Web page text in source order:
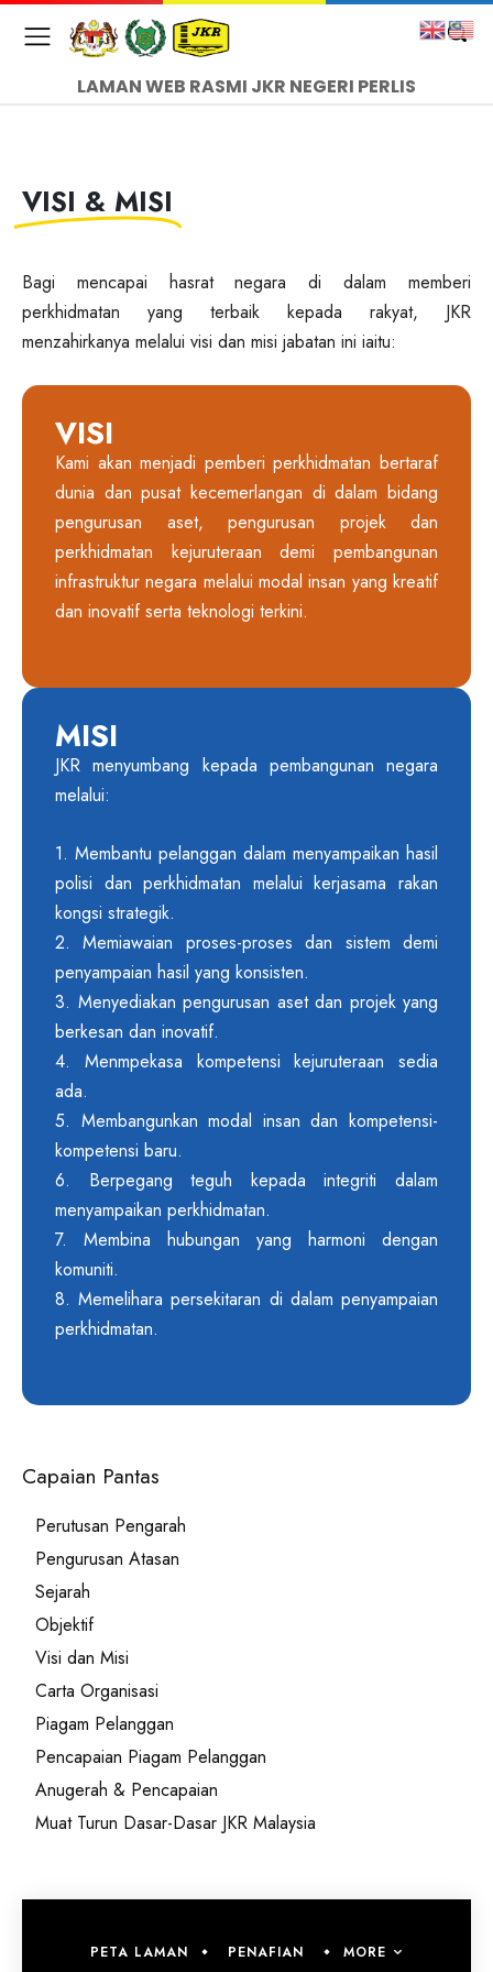
LAMAN WEB RASMI JKR NEGERI PERLIS
VISI & MISI
Bagi mencapai hasrat negara di dalam memberi
perkhidmatan yang terbaik kepada rakyat, JKR
menzahirkanya melalui visi dan misi jabatan ini iaitu:
VISI
Kami akan menjadi pemberi perkhidmatan bertaraf
dunia dan pusat kecemerlangan di dalam bidang
pengurusan aset, pengurusan projek dan
perkhidmatan kejuruteraan demi pembangunan
infrastruktur negara melalui modal insan yang kreatif
dan inovatif serta teknologi terkini.
MISI
JKR menyumbang kepada pembangunan negara
melalui:
1. Membantu pelanggan dalam menyampaikan hasil
polisi dan perkhidmatan melalui kerjasama rakan
kongsi strategik.
2. Memiawaian proses-proses dan sistem demi
penyampaian hasil yang konsisten.
3. Menyediakan pengurusan aset dan projek yang
berkesan dan inovatif.
4. Menmpekasa kompetensi kejuruteraan sedia
ada.
5. Membangunkan modal insan dan kompetensi-
kompetensi baru.
6. Berpegang teguh kepada integriti dalam
menyampaikan perkhidmatan.
7. Membina hubungan yang harmoni dengan
komuniti.
8. Memelihara persekitaran di dalam penyampaian
perkhidmatan.
Capaian Pantas
Perutusan Pengarah
Pengurusan Atasan
Sejarah
Objektif
Visi dan Misi
Carta Organisasi
Piagam Pelanggan
Pencapaian Piagam Pelanggan
Anugerah & Pencapaian
Muat Turun Dasar-Dasar JKR Malaysia
PETA LAMAN PENAFIAN MORE